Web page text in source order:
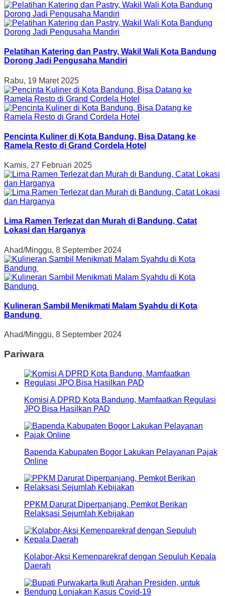
Pelatihan Katering dan Pastry, Wakil Wali Kota Bandung
Dorong Jadi Pengusaha Mandiri
Rabu, 19 Maret 2025
Pencinta Kuliner di Kota Bandung, Bisa Datang ke
Ramela Resto di Grand Cordela Hotel
Kamis, 27 Februari 2025
Lima Ramen Terlezat dan Murah di Bandung, Catat
Lokasi dan Harganya
Ahad/Minggu, 8 September 2024
Kulineran Sambil Menikmati Malam Syahdu di Kota
Bandung
Ahad/Minggu, 8 September 2024
Pariwara
Komisi A DPRD Kota Bandung, Mamfaatkan Regulasi
JPO Bisa Hasilkan PAD
Bapenda Kabupaten Bogor Lakukan Pelayanan Pajak
Online
PPKM Darurat Diperpanjang, Pemkot Berikan
Relaksasi Sejumlah Kebijakan
Kolabor-Aksi Kemenparekraf dengan Sepuluh Kepala
Daerah